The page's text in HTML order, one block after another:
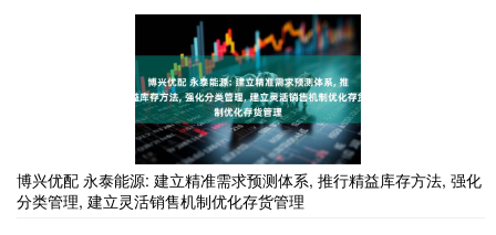
博兴优配 永泰能源: 建立精准需求预测体系, 推行精益库存方法, 强化
分类管理, 建立灵活销售机制优化存货管理